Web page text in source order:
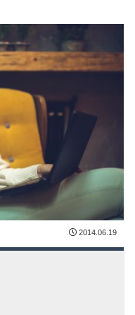
2014.06.19